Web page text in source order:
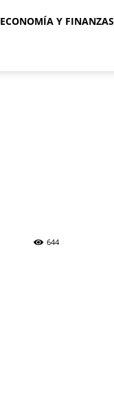
ECONOMÍA Y FINANZAS
644